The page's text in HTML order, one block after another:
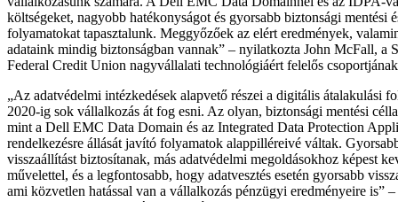
költségeket, nagyobb hatékonyságot és gyorsabb biztonsági mentési
folyamatokat tapasztalunk. Meggyőzőek az elért eredmények,
adataink mindig biztonságban vannak” – nyilatkozta John McFall, a
Federal Credit Union nagyvállalati technológiáért felelős
„Az adatvédelmi intézkedések alapvető részei a digitális átalakulási
2020-ig sok vállalkozás át fog esni. Az olyan, biztonsági mentési
mint a Dell EMC Data Domain és az Integrated Data Protection
rendelkezésre állását javító folyamatok alappilléreivé váltak.
visszaállítást biztosítanak, más adatvédelmi megoldásokhoz képest
művelettel, és a legfontosabb, hogy adatvesztés esetén gyorsabb
ami közvetlen hatással van a vállalkozás pénzügyi eredményeire is”